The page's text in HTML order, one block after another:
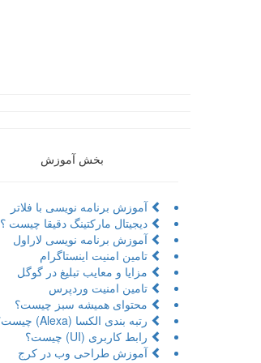
بخش آموزش
آموزش برنامه نویسی با فلاتر
دیجیتال مارکتینگ دقیقا چیست ؟
آموزش برنامه نویسی لاراول
تامین امنیت اینستاگرام
مزایا و معایب تبلیغ در گوگل
تامین امنیت وردپرس
محتوای همیشه سبز چیست؟
رتبه بندی الکسا (Alexa) چیست؟
رابط کاربری (UI) چیست؟
آموزش طراحی وب در کرج